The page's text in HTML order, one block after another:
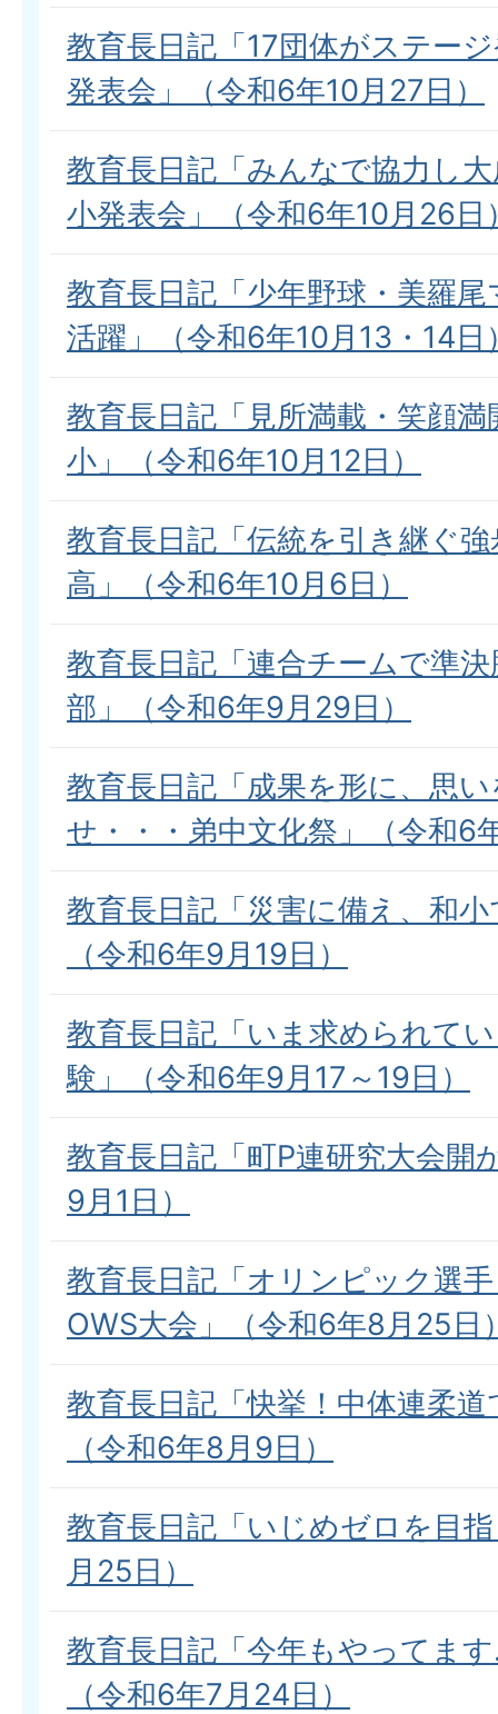
教育長日記「17団体がステー
発表会」（令和6年10月27日）
教育長日記「みんなで協力し
小発表会」（令和6年10月26日
教育長日記「少年野球・美羅
活躍」（令和6年10月13・14日
教育長日記「見所満載・笑顔
小」（令和6年10月12日）
教育長日記「伝統を引き継ぐ
高」（令和6年10月6日）
教育長日記「連合チームで準
部」（令和6年9月29日）
教育長日記「成果を形に、思
せ・・・弟中文化祭」（令和6
教育長日記「災害に備え、和
（令和6年9月19日）
教育長日記「いま求められて
験」（令和6年9月17～19日）
教育長日記「町P連研究大会開
9月1日）
教育長日記「オリンピック選
OWS大会」（令和6年8月25日
教育長日記「快挙！中体連柔
（令和6年8月9日）
教育長日記「いじめゼロを目
月25日）
教育長日記「今年もやってま
（令和6年7月24日）